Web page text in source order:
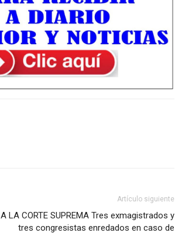
Artículo siguiente
A LA CORTE SUPREMA Tres exmagistrados y
tres congresistas enredados en caso de